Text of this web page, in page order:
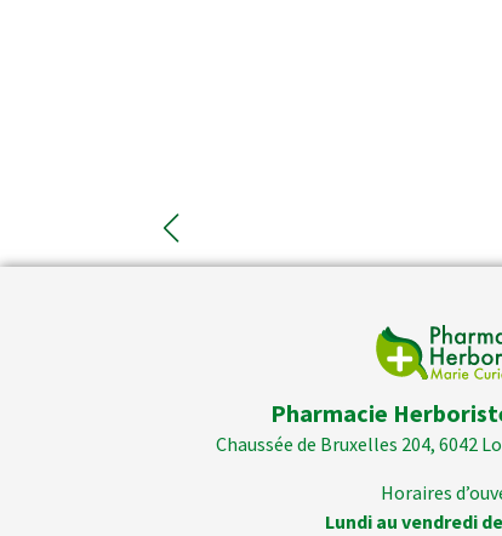
Pharmacie
Chaussée de Bruxelles 204, 6042
Horaires
Lundi au vendredi